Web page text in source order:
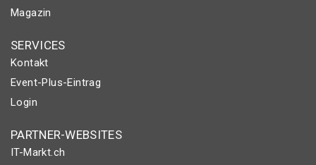
Magazin
SERVICES
Kontakt
Event-Plus-Eintrag
Login
PARTNER-WEBSITES
IT-Markt.ch